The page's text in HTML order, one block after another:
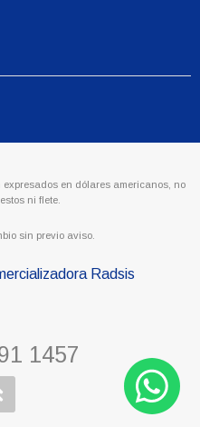
expresados en dólares americanos, no
ni flete.
sin previo aviso.
Radsis
1457